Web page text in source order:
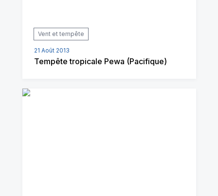
Vent et tempête
21 Août 2013
Tempête tropicale Pewa (Pacifique)